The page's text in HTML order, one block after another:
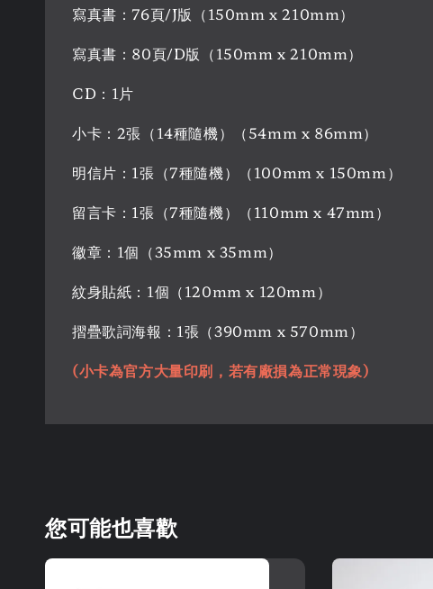
寫真書：76頁/J版（150mm x 210mm）
寫真書：80頁/D版（150mm x 210mm）
CD：1片
小卡：2張（14種隨機）（54mm x 86mm）
明信片：1張（7種隨機）（100mm x 150mm）
留言卡：1張（7種隨機）（110mm x 47mm）
徽章：1個（35mm x 35mm）
紋身貼紙：1個（120mm x 120mm）
摺疊歌詞海報：1張（390mm x 570mm）
(小卡為官方大量印刷，若有廠損為正常現象)
您可能也喜歡